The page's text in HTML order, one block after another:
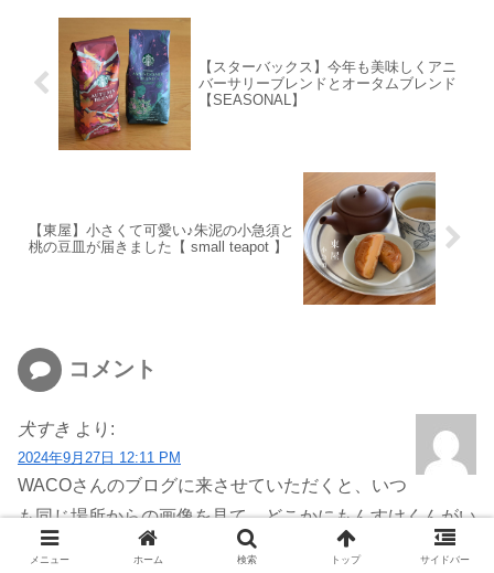
【スターバックス】今年も美味しくアニ
バーサリーブレンドとオータムブレンド
【SEASONAL】
【東屋】小さくて可愛い♪朱泥の小急須と
桃の豆皿が届きました【 small teapot 】
コメント
犬すき より:
2024年9月27日 12:11 PM
WACOさんのブログに来させていただくと、いつ
も同じ場所からの画像を見て、どこかにもんすけくんがい
るように感じてしまっていました。
メニュー ホーム 検索 トップ サイドバー